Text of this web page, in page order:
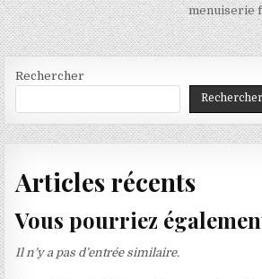
menuiserie
Rechercher
Rechercher
Articles récents
Vous pourriez
Il n’y a pas d’entrée similaire.